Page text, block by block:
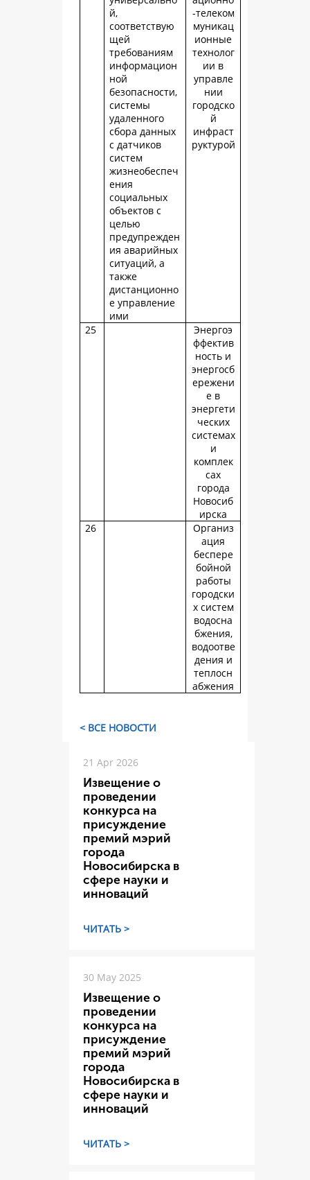
й,
соответствую
щей
требованиям
информацион
ной
безопасности,
системы
удаленного
сбора данных
с датчиков
систем
жизнеобеспеч
ения
социальных
объектов с
целью
предупрежден
ия аварийных
ситуаций, а
также
дистанционно
е управление
ими
-телеком
муникац
ионные
технолог
ии в
управле
нии
городско
й
инфраст
руктурой
25
Энергоэ
ффектив
ность и
энергосб
ережени
е в
энергети
ческих
системах
и
комплек
сах
города
Новосиб
ирска
26
Организ
ация
беспере
бойной
работы
городски
х систем
водосна
бжения,
водоотве
дения и
теплосн
абжения
< ВСЕ НОВОСТИ
21 Apr 2026
Извещение о
проведении
конкурса на
присуждение
премий мэрий
города
Новосибирска в
сфере науки и
инноваций
ЧИТАТЬ >
30 May 2025
Извещение о
проведении
конкурса на
присуждение
премий мэрий
города
Новосибирска в
сфере науки и
инноваций
ЧИТАТЬ >